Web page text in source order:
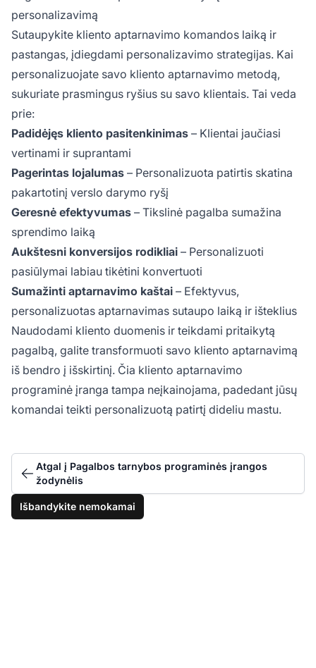
personalizavimą
Sutaupykite kliento aptarnavimo komandos laiką ir
pastangas, įdiegdami personalizavimo strategijas. Kai
personalizuojate savo kliento aptarnavimo metodą,
sukuriate prasmingus ryšius su savo klientais. Tai veda
prie:
Padidėjęs kliento pasitenkinimas – Klientai jaučiasi
vertinami ir suprantami
Pagerintas lojalumas – Personalizuota patirtis skatina
pakartotinį verslo darymo ryšį
Geresnė efektyvumas – Tikslinė pagalba sumažina
sprendimo laiką
Aukštesni konversijos rodikliai – Personalizuoti
pasiūlymai labiau tikėtini konvertuoti
Sumažinti aptarnavimo kaštai – Efektyvus,
personalizuotas aptarnavimas sutaupo laiką ir išteklius
Naudodami kliento duomenis ir teikdami pritaikytą
pagalbą, galite transformuoti savo kliento aptarnavimą
iš bendro į išskirtinį. Čia kliento aptarnavimo
programinė įranga tampa neįkainojama, padedant jūsų
komandai teikti personalizuotą patirtį dideliu mastu.
Atgal į Pagalbos tarnybos programinės įrangos
žodynėlis
Išbandykite nemokamai